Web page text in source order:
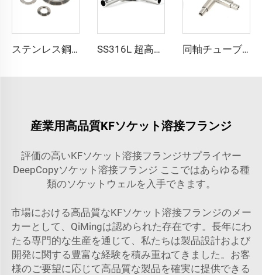
ステンレス鋼 真空フランジ 穴開き溶接 KF16-160 外径12mm--外径57mm SS304 SS316 配管継手 NW16-160 KFフランジ 外径1/2"-6" SS316L 超高純度チューブ長尺エルボ溶接継手 UHP自動オービタルエルボ ステンレス鋼長尺溶接継手 超高純度用 同軸チューブティー 超高純度 SS316L 同軸継手 ステンレス鋼 BA/EP 高品質超高純度(UHP)チューブ
産業用高品質KFソケット溶接フランジ
評価の高いKFソケット溶接フランジサプライヤー
DeepCopyソケット溶接フランジ ここではあらゆる種
類のソケットウェルを入手できます。
市場における高品質なKFソケット溶接フランジのメー
カーとして、QiMingは認められた存在です。長年にわ
たる専門的な生産を通じて、私たちは製品設計および
開発に関する豊富な経験を積み重ねてきました。お客
様のご要望に応じて高品質な製品を確実に提供できる